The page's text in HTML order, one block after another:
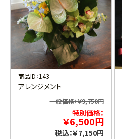
商品ID：143
アレンジメント
一般価格：￥9,750円
特別価格：
￥6,500円
税込：￥7,150円